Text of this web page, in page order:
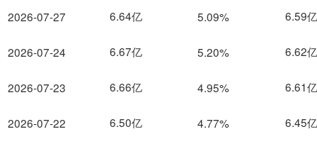
2026-07-27
2026-07-24
2026-07-23
2026-07-22
6.64亿 5.09% 6.59亿
6.67亿 5.20% 6.62亿
6.66亿 4.95% 6.61亿
6.50亿 4.77% 6.45亿